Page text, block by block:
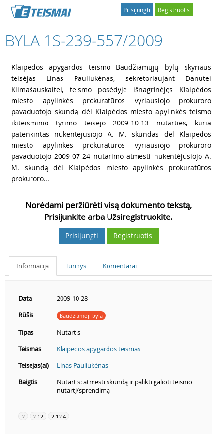
Registruotis
Prisijungti
BYLA 1S-239-557/2009
Klaipėdos apygardos teismo Baudžiamųjų bylų skyriaus
teisėjas Linas Pauliukėnas, sekretoriaujant Danutei
Klimašauskaitei, teismo posėdyje išnagrinėjęs Klaipėdos
miesto apylinkės prokuratūros vyriausiojo prokuroro
pavaduotojo skundą dėl Klaipėdos miesto apylinkės teismo
ikiteisminio tyrimo teisėjo 2009-10-13 nutarties, kuria
patenkintas nukentėjusiojo A. M. skundas dėl Klaipėdos
miesto apylinkės prokuratūros vyriausiojo prokuroro
pavaduotojo 2009-07-24 nutarimo atmesti nukentėjusiojo A.
M. skundą dėl Klaipėdos miesto apylinkės prokuratūros
prokuroro...
Norėdami peržiūrėti visą dokumento tekstą,
Prisijunkite arba Užsiregistruokite.
Prisijungti Registruotis
Informacija Turinys Komentarai
Data
2009-10-28
Rūšis
Baudžiamoji byla
Tipas
Nutartis
Teismas
Klaipėdos apygardos teismas
Teisėjas(ai)
Linas Pauliukėnas
Baigtis
Nutartis: atmesti skundą ir palikti galioti teismo
nutartį/sprendimą
2 2.12 2.12.4